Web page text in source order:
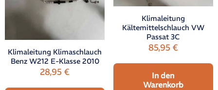
Klimaleitung Klimaschlauch
Benz W212 E-Klasse 2010
28,95€
Klimaleitung
Kältemittelschlauch VW
Passat 3C
85,95 €
In den
Warenkorb